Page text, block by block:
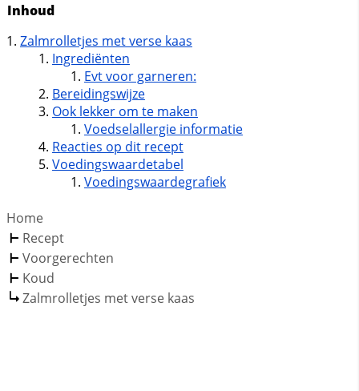
Inhoud
Zalmrolletjes met verse kaas
Ingrediënten
Evt voor garneren:
Bereidingswijze
Ook lekker om te maken
Voedselallergie informatie
Reacties op dit recept
Voedingswaardetabel
Voedingswaardegrafiek
Home
Recept
Voorgerechten
Koud
Zalmrolletjes met verse kaas